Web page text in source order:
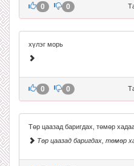
0 0
хүлэг морь
0 0
Төр цаазад баригдах, төмөр
Төр цаазад баригдах, төмөр